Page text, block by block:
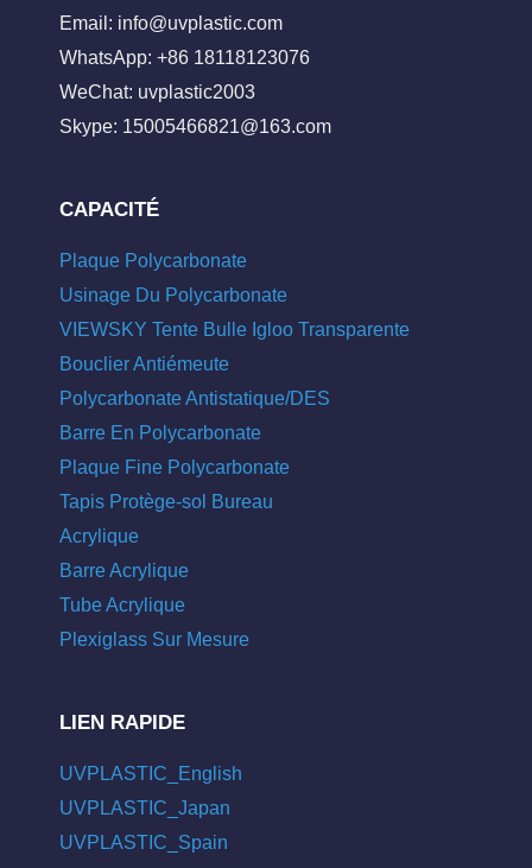
Email: info@uvplastic.com
WhatsApp: +86 18118123076
WeChat: uvplastic2003
Skype: 15005466821@163.com
CAPACITÉ
Plaque Polycarbonate
Usinage Du Polycarbonate
VIEWSKY Tente Bulle Igloo Transparente
Bouclier Antiémeute
Polycarbonate Antistatique/DES
Barre En Polycarbonate
Plaque Fine Polycarbonate
Tapis Protège-sol Bureau
Acrylique
Barre Acrylique
Tube Acrylique
Plexiglass Sur Mesure
LIEN RAPIDE
UVPLASTIC_English
UVPLASTIC_Japan
UVPLASTIC_Spain